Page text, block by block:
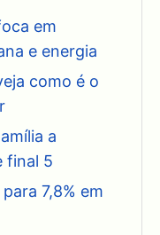
em
e energia
como é o
a
final 5
7,8% em